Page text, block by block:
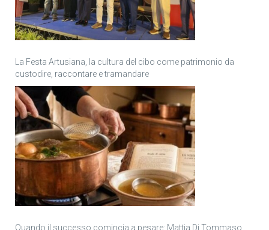
La Festa Artusiana, la cultura del cibo come patrimonio da
custodire, raccontare e tramandare
Quando il successo comincia a pesare: Mattia Di Tommaso